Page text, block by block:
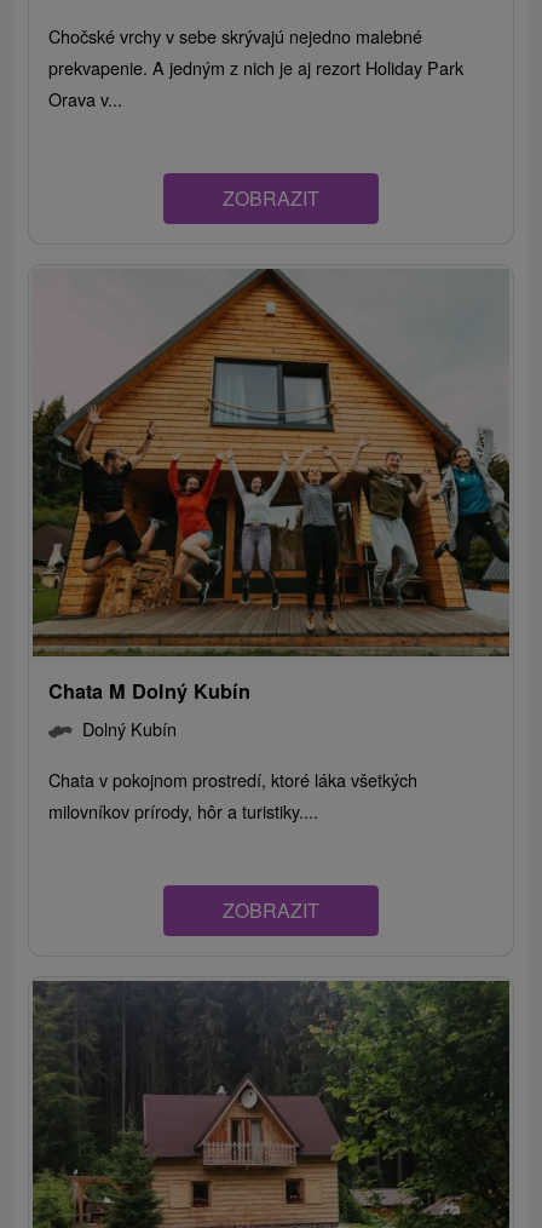
Chočské vrchy v sebe skrývajú nejedno malebné
prekvapenie. A jedným z nich je aj rezort Holiday Park
Orava v...
ZOBRAZIT
Chata M Dolný Kubín
Dolný Kubín
Chata v pokojnom prostredí, ktoré láka všetkých
milovníkov prírody, hôr a turistiky....
ZOBRAZIT